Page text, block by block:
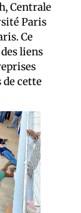
Centrale
Paris
Ce
liens
de cette